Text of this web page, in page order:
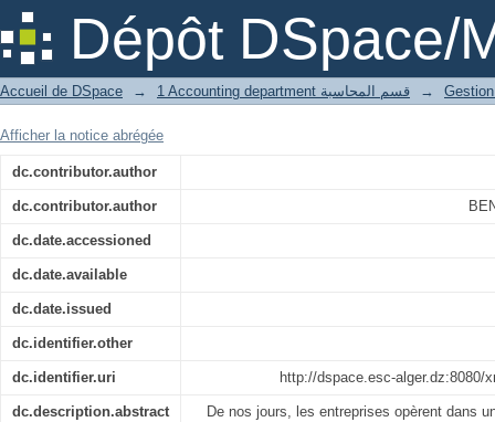
Dépôt DSpace/
C ontribution de la gestion
l`entrepr ise
Accueil de DSpace → 1 Accounting department قسم المحاسبة →
Afficher la notice abrégée
dc.contributor.author
dc.contributor.author
dc.date.accessioned
dc.date.available
dc.date.issued
dc.identifier.other
dc.identifier.uri http://dspace.esc-alger.dz:8080/
dc.description.abstract
De nos jours, les entreprises opèrent dans